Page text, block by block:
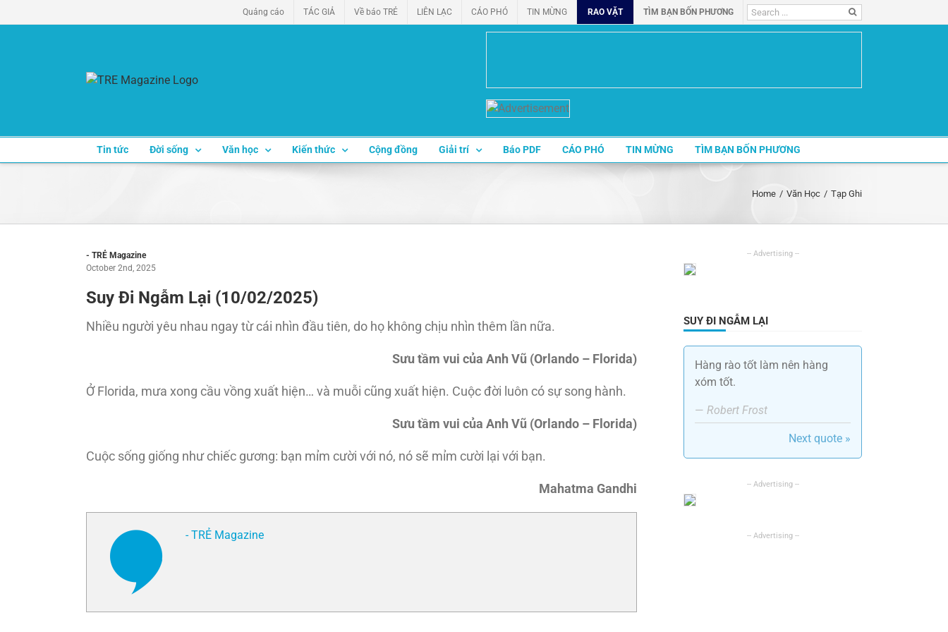
to
Quảng cáo TÁC GIẢ Về báo TRẺ LIÊN LẠC CÁO PHÓ TIN MỪNG RAO VẶT TÌM BẠN BỐN PHƯƠNG
Search
for:
Tin tức Đời sống Văn học Kiến thức Cộng đồng Giải trí Báo PDF CÁO PHÓ TIN MỪNG TÌM BẠN BỐN PHƯƠNG
Home / Văn Học / Tạp Ghi
- TRẺ Magazine
October 2nd, 2025
Suy Đi Ngẫm Lại (10/02/2025)
Nhiều người yêu nhau ngay từ cái nhìn đầu tiên, do họ không chịu nhìn thêm lần nữa.
Sưu tầm vui của Anh Vũ (Orlando – Florida)
Ở Florida, mưa xong cầu vồng xuất hiện… và muỗi cũng xuất hiện. Cuộc đời luôn có sự song hành.
Sưu tầm vui của Anh Vũ (Orlando – Florida)
Cuộc sống giống như chiếc gương: bạn mỉm cười với nó, nó sẽ mỉm cười lại với bạn.
Mahatma Gandhi
- TRẺ Magazine
SUY ĐI NGẪM LẠI
Hàng rào tốt làm nên hàng
xóm tốt.
— Robert Frost
Next quote »